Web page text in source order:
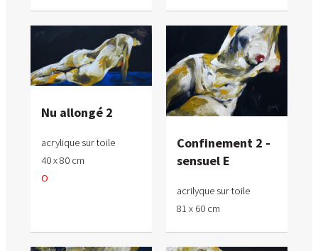
Nu allongé 2
acrylique sur toile
40 x 80 cm
O
Confinement 2 -
sensuel E
acrilyque sur toile
81 x 60 cm